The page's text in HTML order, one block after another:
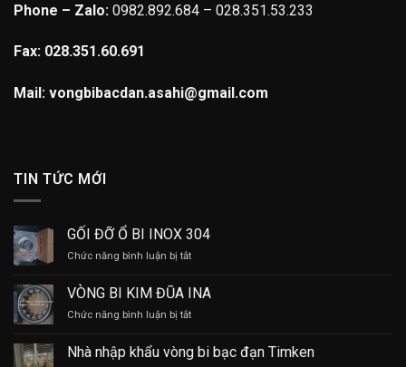
Phone – Zalo: 0982.892.684 – 028.351.53.233
Fax: 028.351.60.691
Mail: vongbibacdan.asahi@gmail.com
TIN TỨC MỚI
GỐI ĐỠ Ổ BI INOX 304
Chức năng bình luận bị tắtở
ĐỠ
Ổ
BI
304
VÒNG BI KIM ĐŨA INA
Chức năng bình luận bị tắtở
BI
KIM
Nhà nhập khẩu vòng bi bạc đạn Timken